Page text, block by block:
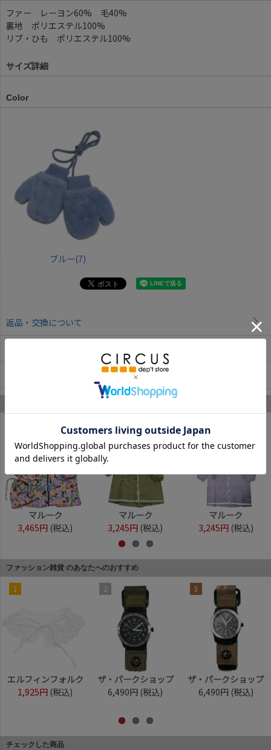
ファー レーヨン60% 毛40%
裏地 ポリエステル100%
リブ・ひも ポリエステル100%
サイズ詳細
Color
ブルー(7)
返品・交換について
商品についてのお問い合わせ
マルーク
3,465円 (税込)
マルーク
3,245円 (税込)
マルーク
3,245円 (税込)
ファッション雑貨 のあなたへのおすすめ
1
エルフィンフォルク
1,925円 (税込)
2
ザ・パークショップ
6,490円 (税込)
3
ザ・パークショップ
6,490円 (税込)
チェックした商品